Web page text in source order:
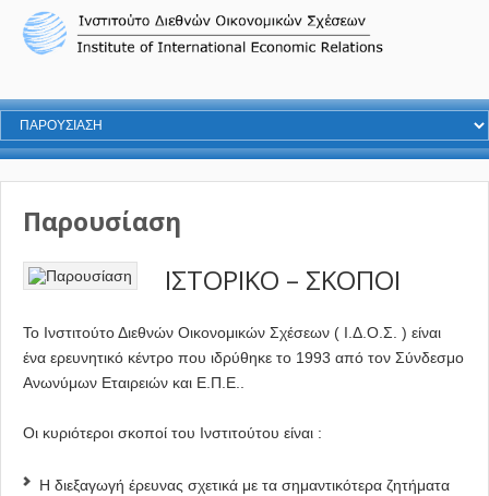
Παρουσίαση
ΙΣΤΟΡΙΚΟ – ΣΚΟΠΟΙ
Το Ινστιτούτο Διεθνών Οικονομικών Σχέσεων ( Ι.Δ.Ο.Σ. ) είναι
ένα ερευνητικό κέντρο που ιδρύθηκε το 1993 από τον Σύνδεσμο
Ανωνύμων Εταιρειών και Ε.Π.Ε..
Οι κυριότεροι σκοποί του Ινστιτούτου είναι :
Η διεξαγωγή έρευνας σχετικά με τα σημαντικότερα ζητήματα